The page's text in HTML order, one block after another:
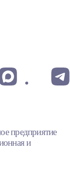
предприятие
и